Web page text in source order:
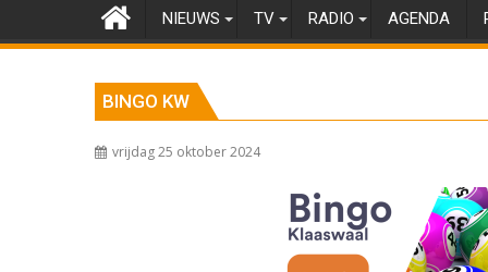
NIEUWS TV RADIO AGENDA
BINGO KW
vrijdag 25 oktober 2024